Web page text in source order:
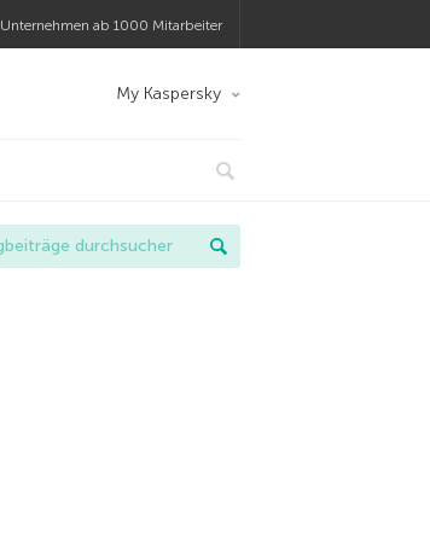
Unternehmen ab 1000 Mitarbeiter
My Kaspersky